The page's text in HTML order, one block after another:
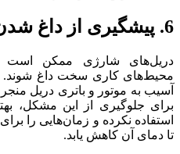
6. پیشگیری از داغ
دریل‌های شارژی ممکن است
محیط‌های کاری سخت داغ شوند.
آسیب به موتور و باتری دریل
برای جلوگیری از این مشکل،
استفاده نکرده و زمان‌هایی را
تا دمای آن کاهش یابد.